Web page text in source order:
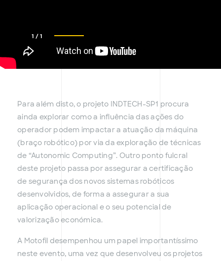
1 / 1
Para além disto, o projeto INDTECH-SP1 procura
ainda explorar como a influência das ações do
operador podem impactar a atuação da máquina
(braço robótico) por via da exploração de técnicas
de “Autonomic Computing”. Outro ponto fulcral
deste projeto passa por assegurar a certificação
de segurança dos novos sistemas robóticos
desenvolvidos, de forma a assegurar a sua
aplicação operacional e o seu potencial de
valorização económica.
A Motofil desempenhou um papel importantíssimo
neste evento, uma vez que desenvolveu os projetos